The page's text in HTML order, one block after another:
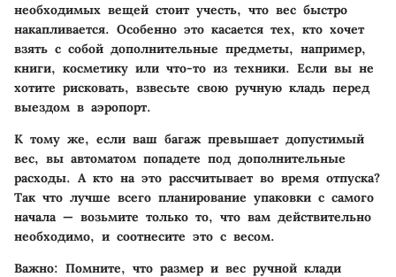
необходимых вещей стоит учесть, что вес быстро
накапливается. Особенно это касается тех, кто хочет
взять с собой дополнительные предметы, например,
книги, косметику или что-то из техники. Если вы не
хотите рисковать, взвесьте свою ручную кладь перед
выездом в аэропорт.
К тому же, если ваш багаж превышает допустимый
вес, вы автоматом попадете под дополнительные
расходы. А кто на это рассчитывает во время отпуска?
Так что лучше всего планирование упаковки с самого
начала — возьмите только то, что вам действительно
необходимо, и соотнесите это с весом.
Важно: Помните, что размер и вес ручной клади